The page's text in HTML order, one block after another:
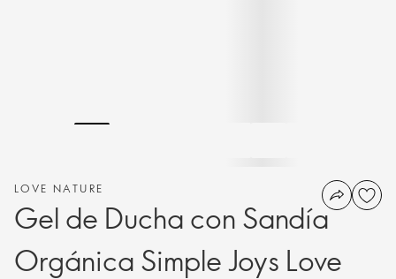
LOVE NATURE
Gel de Ducha con Sandía
Orgánica Simple Joys Love